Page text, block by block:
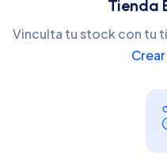
Tienda
Vinculta tu stock con tu